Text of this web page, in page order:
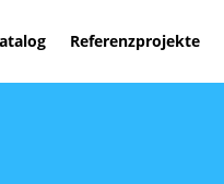
Referenzprojekte